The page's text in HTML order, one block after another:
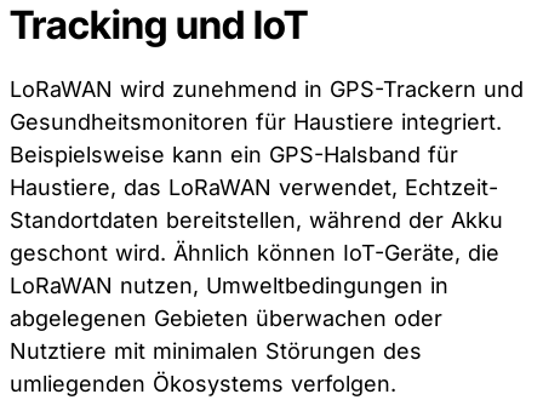
Tracking und IoT
LoRaWAN wird zunehmend in GPS-Trackern und
Gesundheitsmonitoren für Haustiere integriert.
Beispielsweise kann ein GPS-Halsband für
Haustiere, das LoRaWAN verwendet, Echtzeit-
Standortdaten bereitstellen, während der Akku
geschont wird. Ähnlich können IoT-Geräte, die
LoRaWAN nutzen, Umweltbedingungen in
abgelegenen Gebieten überwachen oder
Nutztiere mit minimalen Störungen des
umliegenden Ökosystems verfolgen.